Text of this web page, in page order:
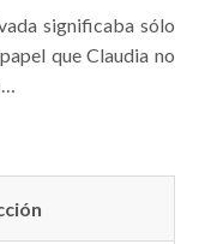
significaba sólo
que Claudia no